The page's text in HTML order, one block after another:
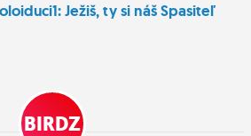
Ježiš, ty si náš Spasiteľ
BIRDZ